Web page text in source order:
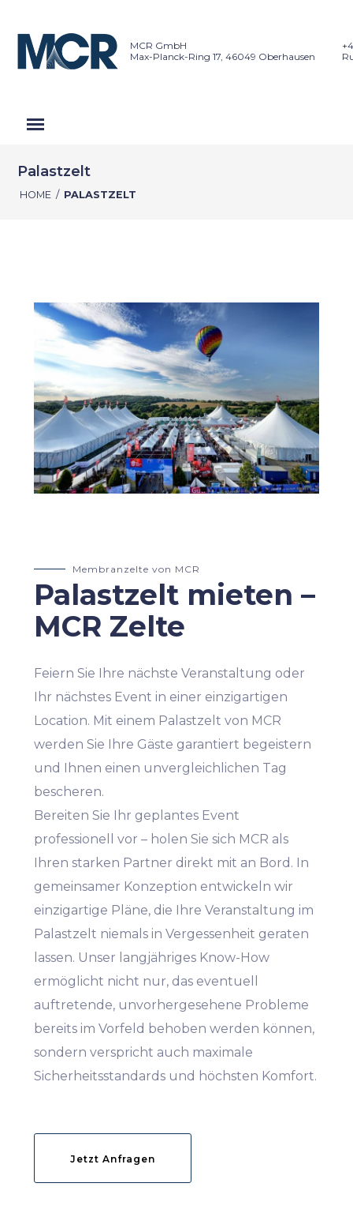
MCR GmbH
Max-Planck-Ring 17, 46049 Oberhausen
Palastzelt
HOME / PALASTZELT
Membranzelte von MCR
Palastzelt mieten –
MCR Zelte
Feiern Sie Ihre nächste Veranstaltung oder
Ihr nächstes Event in einer einzigartigen
Location. Mit einem Palastzelt von MCR
werden Sie Ihre Gäste garantiert begeistern
und Ihnen einen unvergleichlichen Tag
bescheren.
Bereiten Sie Ihr geplantes Event
professionell vor – holen Sie sich MCR als
Ihren starken Partner direkt mit an Bord. In
gemeinsamer Konzeption entwickeln wir
einzigartige Pläne, die Ihre Veranstaltung im
Palastzelt niemals in Vergessenheit geraten
lassen. Unser langjähriges Know-How
ermöglicht nicht nur, das eventuell
auftretende, unvorhergesehene Probleme
bereits im Vorfeld behoben werden können,
sondern verspricht auch maximale
Sicherheitsstandards und höchsten Komfort.
Jetzt Anfragen